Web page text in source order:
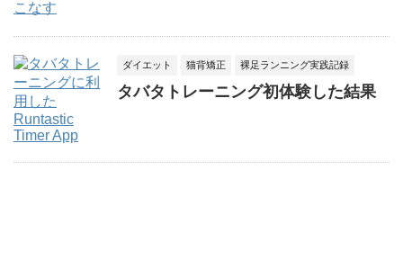
ダイエット 猫背矯正 裸足ランニング実践記録
タバタトレーニング初体験した結果